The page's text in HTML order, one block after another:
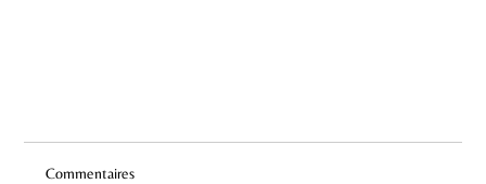
Commentaires